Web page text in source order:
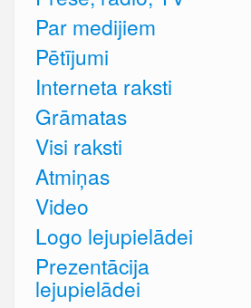
Par medijiem
Pētījumi
Interneta raksti
Grāmatas
Visi raksti
Atmiņas
Video
Logo lejupielādei
Prezentācija
lejupielādei